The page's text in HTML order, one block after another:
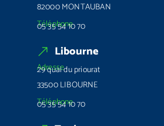
82000 MONTAUBAN
Téléphone
05 35 54 10 70
Libourne
Adresse
29 quai du priourat
33500 LIBOURNE
Téléphone
05 35 54 10 70